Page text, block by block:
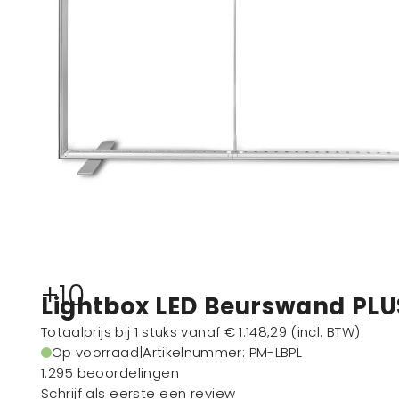
+10
Lightbox LED Beurswand
Totaalprijs bij 1 stuks vanaf € 1.148,29 (incl. BTW)
Op voorraad|Artikelnummer: PM-LBPL
1.295 beoordelingen
Schrijf als eerste een review